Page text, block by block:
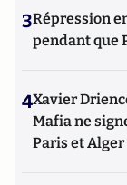
3Répression
pendant que
4Xavier
Mafia ne
Paris et Alger